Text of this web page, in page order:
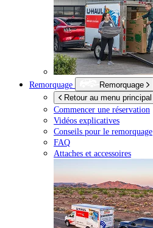
Remorquage
Remorquage
Retour au menu principal
Commencer une réservation
Vidéos explicatives
Conseils pour le remorquage
FAQ
Attaches et accessoires